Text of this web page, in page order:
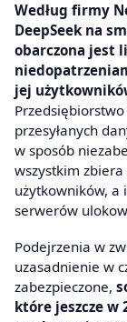
Według firmy
DeepSeek na
obarczona jest
jej
przesyłanych
w sposób
wszystkim
użytkowników, a
serwerów
Podejrzenia w
uzasadnienie w
zabezpieczone,
które jeszcze w